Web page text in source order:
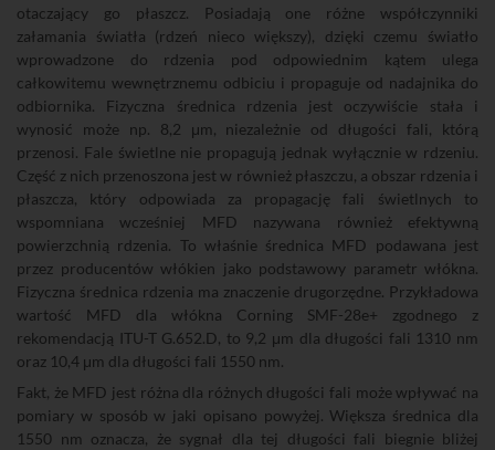
otaczający go płaszcz. Posiadają one różne współczynniki
załamania światła (rdzeń nieco większy), dzięki czemu światło
wprowadzone do rdzenia pod odpowiednim kątem ulega
całkowitemu wewnętrznemu odbiciu i propaguje od nadajnika do
odbiornika. Fizyczna średnica rdzenia jest oczywiście stała i
wynosić może np. 8,2 μm, niezależnie od długości fali, którą
przenosi. Fale świetlne nie propagują jednak wyłącznie w rdzeniu.
Część z nich przenoszona jest w również płaszczu, a obszar rdzenia i
płaszcza, który odpowiada za propagację fali świetlnych to
wspomniana wcześniej MFD nazywana również efektywną
powierzchnią rdzenia. To właśnie średnica MFD podawana jest
przez producentów włókien jako podstawowy parametr włókna.
Fizyczna średnica rdzenia ma znaczenie drugorzędne. Przykładowa
wartość MFD dla włókna Corning SMF-28e+ zgodnego z
rekomendacją ITU-T G.652.D, to 9,2 μm dla długości fali 1310 nm
oraz 10,4 μm dla długości fali 1550 nm.
Fakt, że MFD jest różna dla różnych długości fali może wpływać na
pomiary w sposób w jaki opisano powyżej. Większa średnica dla
1550 nm oznacza, że sygnał dla tej długości fali biegnie bliżej